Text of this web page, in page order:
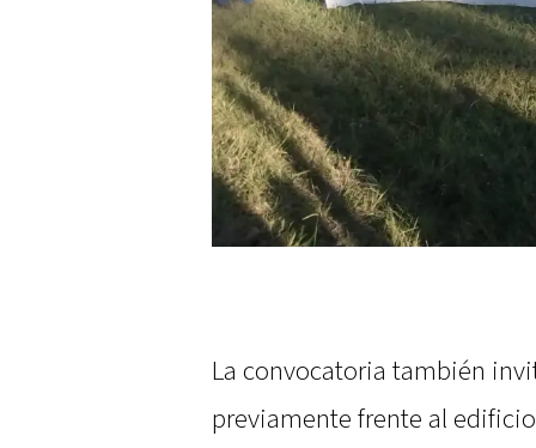
La convocatoria también
previamente frente al